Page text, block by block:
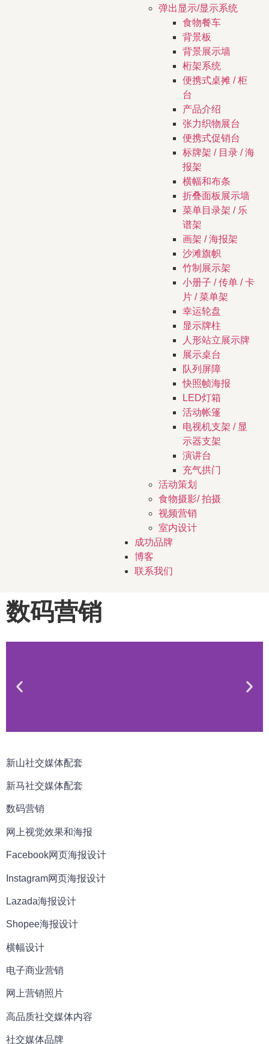
弹出显示/显示系统
食物餐车
背景板
背景展示墙
桁架系统
便携式桌摊 / 柜
台
产品介绍
张力织物展台
便携式促销台
标牌架 / 目录 / 海
报架
横幅和布条
折叠面板展示墙
菜单目录架 / 乐
谱架
画架 / 海报架
沙滩旗帜
竹制展示架
小册子 / 传单 / 卡
片 / 菜单架
幸运轮盘
显示牌柱
人形站立展示牌
展示桌台
队列屏障
快照帧海报
LED灯箱
活动帐篷
电视机支架 / 显
示器支架
演讲台
充气拱门
活动策划
食物摄影/ 拍摄
视频营销
室内设计
成功品牌
博客
联系我们
数码营销
新山社交媒体配套
新马社交媒体配套
数码营销
网上视觉效果和海报
Facebook网页海报设计
Instagram网页海报设计
Lazada海报设计
Shopee海报设计
横幅设计
电子商业营销
网上营销照片
高品质社交媒体内容
社交媒体品牌